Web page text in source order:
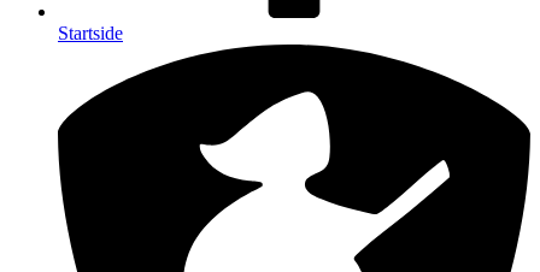
Startside